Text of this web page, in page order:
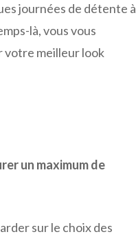
journées de détente à
là, vous vous
votre meilleur look
un maximum de
sur le choix des